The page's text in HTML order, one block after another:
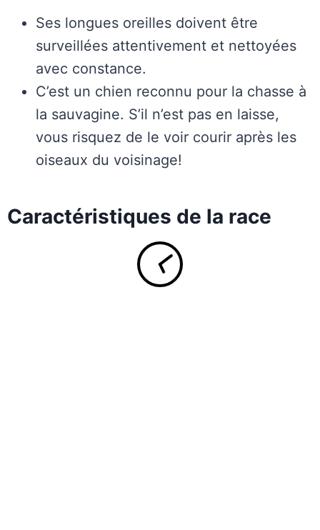
Ses longues oreilles doivent être
surveillées attentivement et nettoyées
avec constance.
C’est un chien reconnu pour la chasse à
la sauvagine. S’il n’est pas en laisse,
vous risquez de le voir courir après les
oiseaux du voisinage!
Caractéristiques de la race